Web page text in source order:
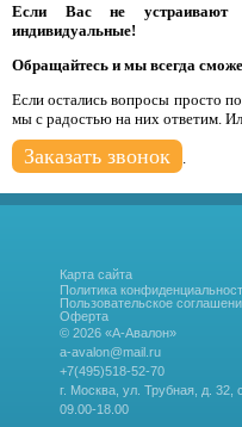
Если Вас не устраивают
индивидуальные!
Обращайтесь и мы всегда
Если остались вопросы просто
мы с радостью на них ответим.
Заказать звонок
Карта сайта
Политика
Пользовательское
Оферта
© 2026 «А-Авалон»
a-avalon@mail.ru
+7(495)518-52-70
г. Москва, ул. Трубная, д. 32,
09.00-18.00